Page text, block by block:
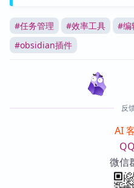
#任务管理 #效率工具 #编
#obsidian插件
反
AI
微信